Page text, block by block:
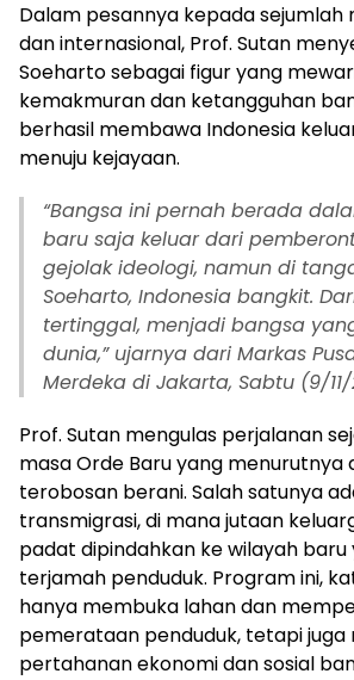
Dalam pesannya kepada sejumlah
dan internasional, Prof. Sutan
Soeharto sebagai figur yang
kemakmuran dan ketangguhan
berhasil membawa Indonesia
menuju kejayaan.
“Bangsa ini pernah berada
baru saja keluar dari
gejolak ideologi, namun di
Soeharto, Indonesia bangkit.
tertinggal, menjadi bangsa
dunia,” ujarnya dari Markas
Merdeka di Jakarta, Sabtu (9/11/
Prof. Sutan mengulas perjalanan
masa Orde Baru yang menurutnya
terobosan berani. Salah satunya
transmigrasi, di mana jutaan
padat dipindahkan ke wilayah
terjamah penduduk. Program ini,
hanya membuka lahan dan
pemerataan penduduk, tetapi
pertahanan ekonomi dan sosial